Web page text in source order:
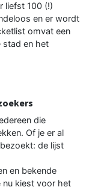
liefst 100 (!)
en er wordt
omvat een
stad en het
die
Of je er al
de lijst
en bekende
nu kiest voor het